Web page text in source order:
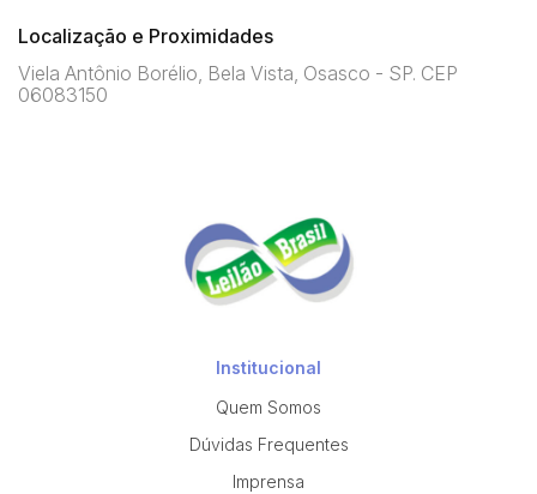
Localização e Proximidades
Viela Antônio Borélio, Bela Vista, Osasco - SP. CEP
06083150
Institucional
Quem Somos
Dúvidas Frequentes
Imprensa